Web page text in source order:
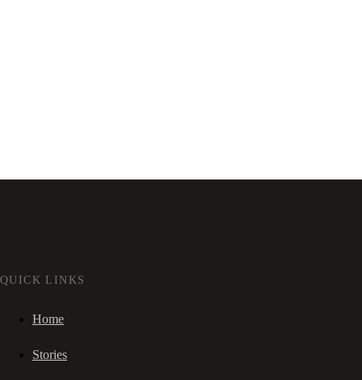
QUICK LINKS
Home
Stories